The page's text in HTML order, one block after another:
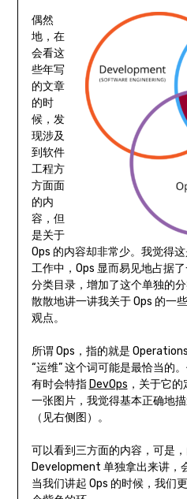
偶然
地，在
会看这
些年写
的文章
的时
候，发
现涉及
到软件
工程方
方面面
的内
容，但
是关于
Ops 的内容却非常少。我觉得
工作中，Ops 显而易见地占据
分类目录，增加了这个单独的
散散地讲一讲我关于 Ops 的一
观点。
所谓 Ops，指的就是
“运维” 这个词可能是最恰当的
有时会特指 DevOps ，关于它
一张图片，我觉得基本正确地
（见右侧图）。
可以看到三方面的内容，可是
Development 单独拿出来讲，
当我们讲起 Ops 的时候，我们